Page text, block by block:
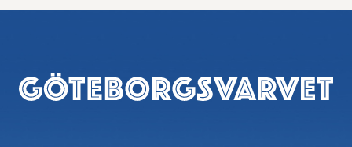
Sidfot